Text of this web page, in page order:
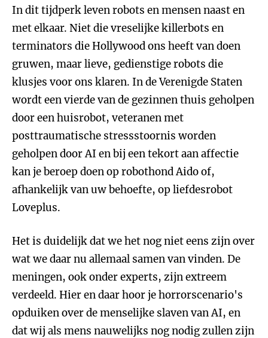
In dit tijdperk leven robots en mensen naast en
met elkaar. Niet die vreselijke killerbots en
terminators die Hollywood ons heeft van doen
gruwen, maar lieve, gedienstige robots die
klusjes voor ons klaren. In de Verenigde Staten
wordt een vierde van de gezinnen thuis geholpen
door een huisrobot, veteranen met
posttraumatische stressstoornis worden
geholpen door AI en bij een tekort aan affectie
kan je beroep doen op robothond Aido of,
afhankelijk van uw behoefte, op liefdesrobot
Loveplus.
Het is duidelijk dat we het nog niet eens zijn over
wat we daar nu allemaal samen van vinden. De
meningen, ook onder experts, zijn extreem
verdeeld. Hier en daar hoor je horrorscenario's
opduiken over de menselijke slaven van AI, en
dat wij als mens nauwelijks nog nodig zullen zijn